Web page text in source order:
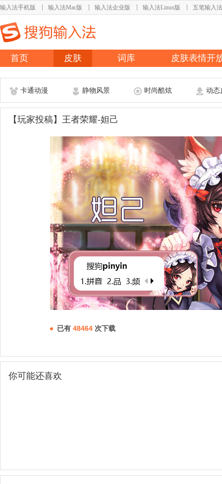
输入法手机版 输入法Mac版 输入法企业版 输入法Linux版 五笔输入法
首页 皮肤 词库 皮肤表情开
卡通动漫 静物风景 时尚酷炫 动态
【玩家投稿】王者荣耀-妲己
已有 48464 次下载
你可能还喜欢